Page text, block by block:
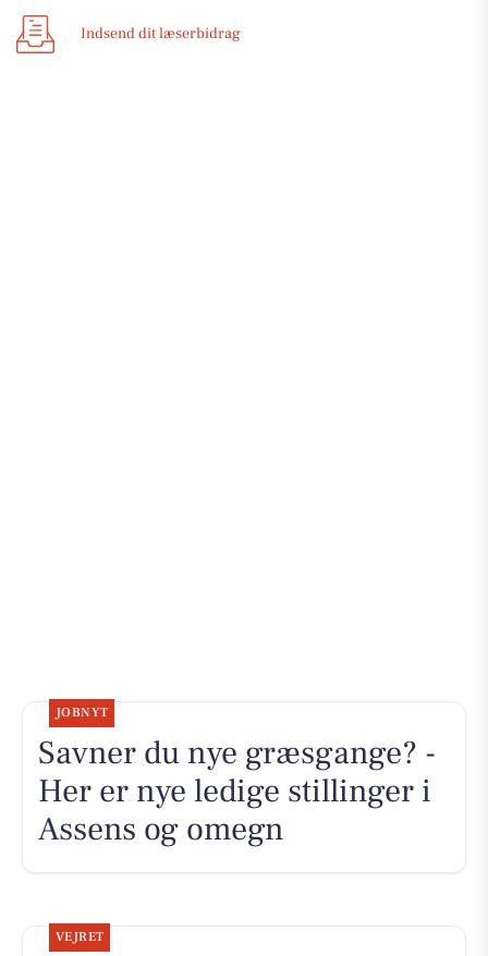
Indsend dit læserbidrag
JOBNYT
Savner du nye græsgange? -
Her er nye ledige stillinger i
Assens og omegn
VEJRET